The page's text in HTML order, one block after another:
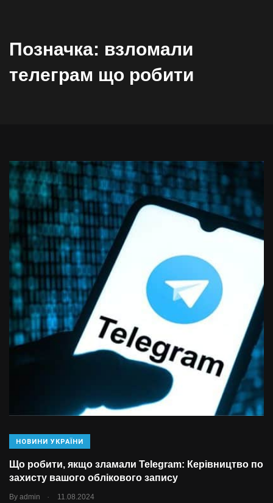
Позначка: взломали
телеграм що робити
НОВИНИ УКРАЇНИ
Що робити, якщо зламали Telegram: Керівництво по
захисту вашого облікового запису
By admin . 11.08.2024